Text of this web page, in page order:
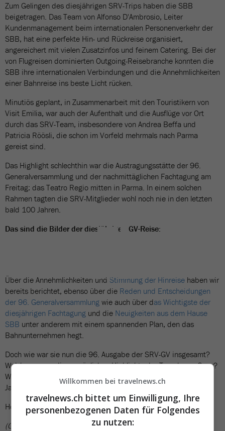
Zum Gelingen des diesjährigen SRV-Trips haben die SBB
beigetragen. Das Team von Alfonso D'Ambrosio, Leiter
Kundenmanagement beim internationalen Personenverkehr der
SBB, hat eine perfekte Hin- und Rückreise organisiert,
angereichert mit vielen Zusatzinfos und feinem Catering. Bei der
von Flugreisen dominierten Outgoing-Reisebranche konnten die
SBB ihre internationalen Verbindungen und die Annehmlichkeiten
einer Bahnreise ins beste Licht rücken.
Minutiös geplant, in Zusammenarbeit mit den Touristikern von
Visit Emilia, war auch der Aufenthalt und die Ausflüge vor Ort
durch das SRV-Team, insbesondere von Andrea Beffa und
Patricia Röösli, die schon im Vorfeld mehrmals nach Parma
gereist sind.
Das Highlight schlechthin war die Austragungsstätte der 96.
Generalversammlung und der nachmittäglichen Fachtagung am
Freitag: das Teatro Regio mitten in Parma. In einem solchen
Rahmen tagten die SRV-Mitglieder wohl noch nie in den letzten
bald 100 Jahren.
Das sind die Bilder der diesjährigen GV-Reise:
91 Bilder
Über die Annehmlichkeiten und Stimmung der Hinreise haben wir
bereits berichtet, ebenso über die Reden und Entscheidungen
der 96. Generalversammlung wie auch über das Wichtigste der
diesjährigen Fachtagung und die Neuigkeiten aus dem Hause
SBB unter anderem mit einem spannenden Plan, den das
Bahnunternehmen hegt.
Doch wie war sie nun die 96. Ausgabe der SRV-GV insgesamt?
Welches waren die persönlichen Highlights der Travelnews-Crew?
Was sorgte für Verblüffung? Für Kritik? Was könnte im nächsten
Jahr besser sein?
Hören Sie dazu den wöchentlichen«Travel News Talk».
(GWA)
Willkommen bei travelnews.ch
travelnews.ch bittet um Einwilligung, Ihre
personenbezogenen Daten für Folgendes
zu nutzen: